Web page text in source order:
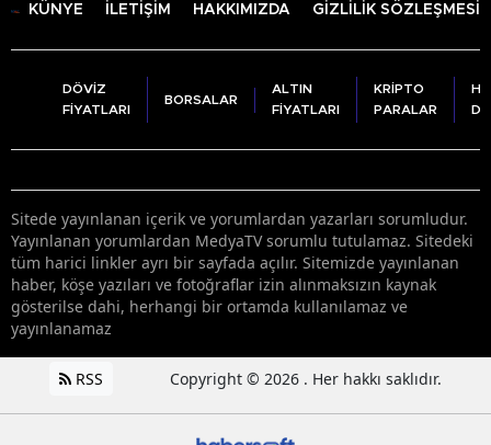
KÜNYE İLETİŞİM HAKKIMIZDA GİZLİLİK SÖZLEŞMESİ
DÖVİZ
FİYATLARI
BORSALAR
ALTIN
FİYATLARI
KRİPTO
PARALAR
Sitede yayınlanan içerik ve yorumlardan yazarları sorumludur.
Yayınlanan yorumlardan MedyaTV sorumlu tutulamaz. Sitedeki
tüm harici linkler ayrı bir sayfada açılır. Sitemizde yayınlanan
haber, köşe yazıları ve fotoğraflar izin alınmaksızın kaynak
gösterilse dahi, herhangi bir ortamda kullanılamaz ve
yayınlanamaz
RSS Copyright © 2026 . Her hakkı saklıdır.